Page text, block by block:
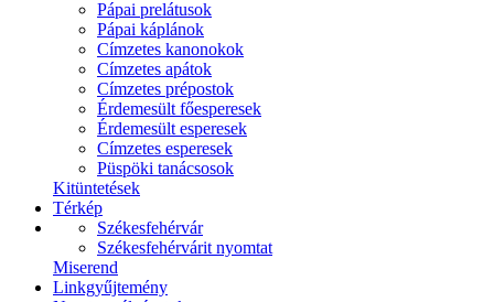
Pápai prelátusok
Pápai káplánok
Címzetes kanonokok
Címzetes apátok
Címzetes prépostok
Érdemesült főesperesek
Érdemesült esperesek
Címzetes esperesek
Püspöki tanácsosok
Kitüntetések
Térkép
Székesfehérvár
Székesfehérvárit nyomtat
Miserend
Linkgyűjtemény